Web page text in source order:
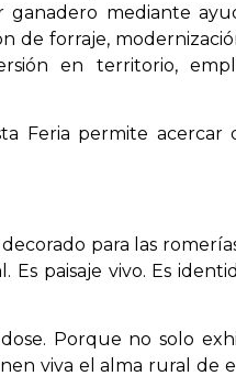
mediante
de forraje,
en territorio,
Feria permite acercar
para las
paisaje vivo. Es
Porque no solo
viva el alma rural de